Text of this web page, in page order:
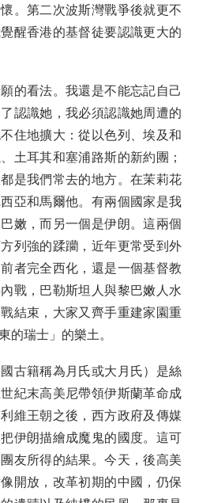
。第二次波斯灣戰爭後就更不
醒香港的基督徒要認識更大的
的看法。我還是不能忘記自己
認識她，我必須認識她周遭的
住地擴大：從以色列、埃及和
土耳其和塞浦路斯的新約團；
是我們常去的地方。在茉莉花
亞和馬爾他。有兩個國家是我
嫩，而另一個是伊朗。這兩個
列強的蹂躪，近年更常受到外
者完全西化，還是一個基督教
戰，巴勒斯坦人與黎巴嫩人水
結束，大家又齊手重建家園重
的瑞士」的樂土。
古籍稱為月氏或大月氏）是絲
紀末高美尼帶領伊斯蘭革命成
維王朝之後，西方政府及傳媒
伊朗描繪成魔鬼的國度。這可
友所得的結果。今天，後高美
開放，改革初期的中國，仍保